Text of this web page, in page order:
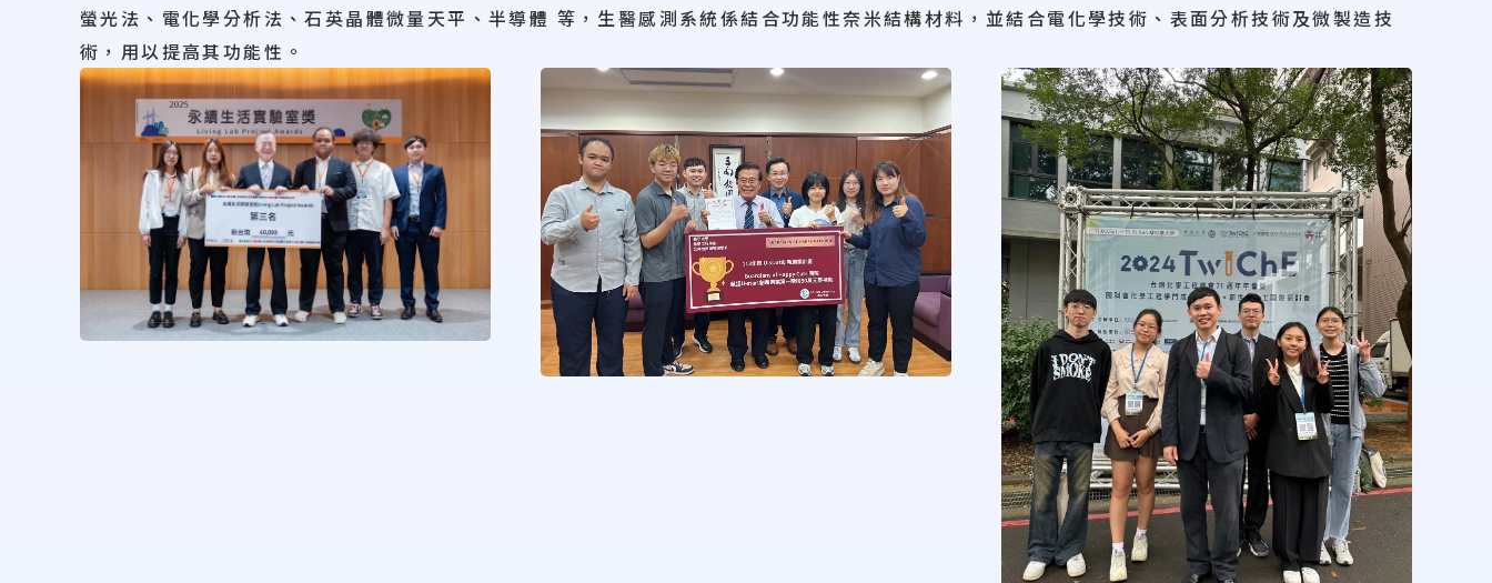
螢光法、電化學分析法、石英晶體微量天平、半導體 等，生醫感測系統係結合功能性奈米結構材料，並結合電化學技術、表面分析技術及微製造技
術，用以提高其功能性。